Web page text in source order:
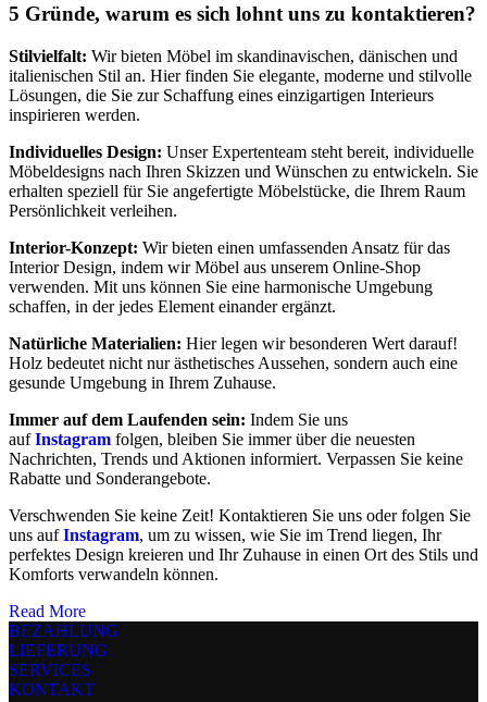
5 Gründe, warum es sich lohnt uns zu kontaktieren?
Stilvielfalt: Wir bieten Möbel im skandinavischen, dänischen und
italienischen Stil an. Hier finden Sie elegante, moderne und stilvolle
Lösungen, die Sie zur Schaffung eines einzigartigen Interieurs
inspirieren werden.
Individuelles Design: Unser Expertenteam steht bereit, individuelle
Möbeldesigns nach Ihren Skizzen und Wünschen zu entwickeln. Sie
erhalten speziell für Sie angefertigte Möbelstücke, die Ihrem Raum
Persönlichkeit verleihen.
Interior-Konzept: Wir bieten einen umfassenden Ansatz für das
Interior Design, indem wir Möbel aus unserem Online-Shop
verwenden. Mit uns können Sie eine harmonische Umgebung
schaffen, in der jedes Element einander ergänzt.
Natürliche Materialien: Hier legen wir besonderen Wert darauf!
Holz bedeutet nicht nur ästhetisches Aussehen, sondern auch eine
gesunde Umgebung in Ihrem Zuhause.
Immer auf dem Laufenden sein: Indem Sie uns
aufInstagram folgen, bleiben Sie immer über die neuesten
Nachrichten, Trends und Aktionen informiert. Verpassen Sie keine
Rabatte und Sonderangebote.
Verschwenden Sie keine Zeit! Kontaktieren Sie uns oder folgen Sie
uns aufInstagram, um zu wissen, wie Sie im Trend liegen, Ihr
perfektes Design kreieren und Ihr Zuhause in einen Ort des Stils und
Komforts verwandeln können.
Read More
BEZAHLUNG
LIEFERUNG
SERVICES
KONTAKT